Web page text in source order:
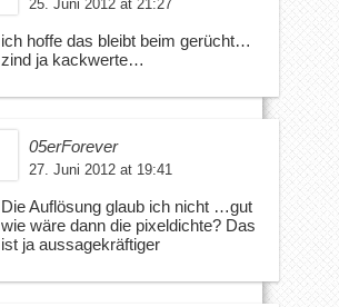
25. Juni 2012 at 21:27
ich hoffe das bleibt beim gerücht…
zind ja kackwerte…
05erForever
27. Juni 2012 at 19:41
Die Auflösung glaub ich nicht …gut
wie wäre dann die pixeldichte? Das
ist ja aussagekräftiger